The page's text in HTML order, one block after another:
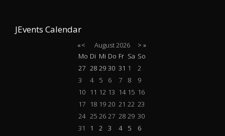
JEvents Calendar
«< August2026 > »
Mo Di Mi Do Fr Sa So
27 28 29 30 31 1
2
3
4 5 6 7 8
9
10
11 12 13 14 15 16
17
18 19 20 21 22 23
24 25 26 27 28 29 30
31
1 2 3 4 5 6